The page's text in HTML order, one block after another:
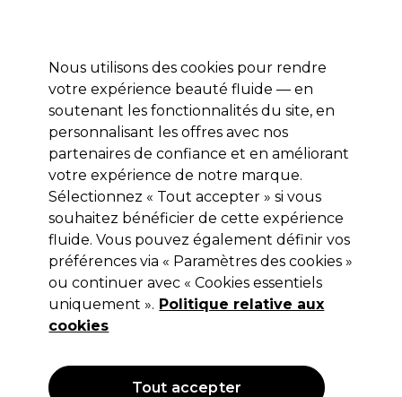
Se connecter
Marques Bons plans Coiffure Electro et Matériel
Livraison et délais
lire la suite
L'Oréal Professionnel
L'Oréal Professionnel Série Expert
Pro Longer Après-shampooing 750ml
(1)
26,85 €Hors TVA
Nous utilisons des cookies pour rendre
votre expérience beauté fluide — en
soutenant les fonctionnalités du site, en
personnalisant les offres avec nos
partenaires de confiance et en améliorant
votre expérience de notre marque.
Sélectionnez « Tout accepter » si vous
souhaitez bénéficier de cette expérience
fluide. Vous pouvez également définir vos
préférences via « Paramètres des cookies »
ou continuer avec « Cookies essentiels
uniquement ». Politique relative aux
cookies
Tout accepter